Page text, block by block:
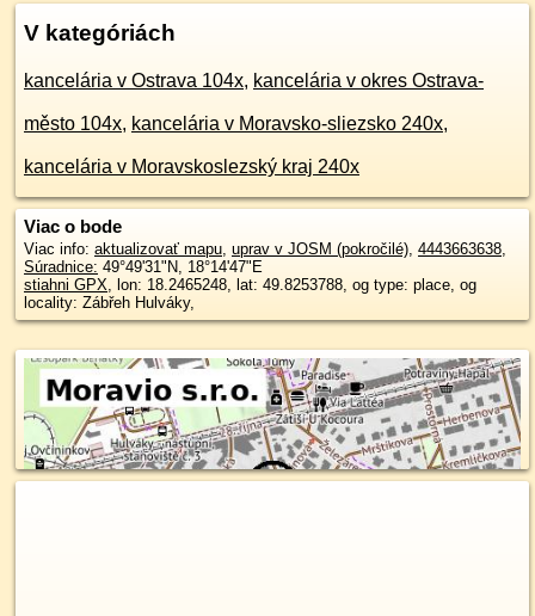
V kategóriách
kancelária v Ostrava 104x, kancelária v okres Ostrava-
město 104x, kancelária v Moravsko-sliezsko 240x,
kancelária v Moravskoslezský kraj 240x
Viac o bode
Viac info: aktualizovať mapu, uprav v JOSM (pokročilé), 4443663638,
Súradnice: 49°49'31"N, 18°14'47"E
stiahni GPX, lon: 18.2465248, lat: 49.8253788, og type: place, og
locality: Zábřeh Hulváky,